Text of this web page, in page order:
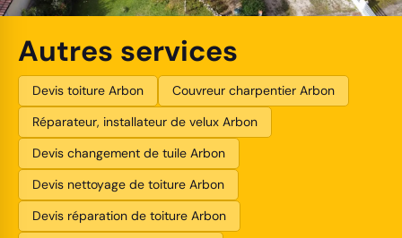
Autres services
Devis toiture Arbon
Couvreur charpentier Arbon
Réparateur, installateur de velux Arbon
Devis changement de tuile Arbon
Devis nettoyage de toiture Arbon
Devis réparation de toiture Arbon